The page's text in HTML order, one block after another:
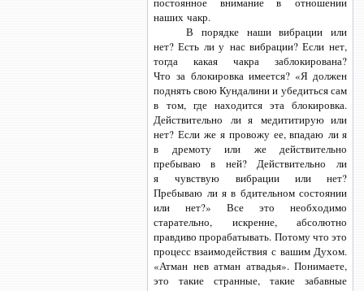
наших чакр.
В порядке наши вибрации или
нет? Есть ли у нас вибрации? Если нет,
тогда какая чакра заблокирована?
Что за блокировка имеется? «Я должен
поднять свою Кундалини и убедиться сам
в том, где находится эта блокировка.
Действительно ли я медититирую или
нет? Если же я провожу ее, впадаю ли я
в дремоту или же действительно
пребываю в ней? Действительно ли
я чувствую вибрации или нет?
Пребываю ли я в бдительном состоянии
или нет?» Все это необходимо
старательно, искренне, абсолютно
правдиво прорабатывать. Потому что это
процесс взаимодействия с вашим Духом.
«Атман нев атман атвадья». Понимаете,
это такие странные, такие забавные